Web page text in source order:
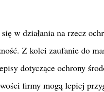
w działania na rzecz
Z kolei zaufanie do
dotyczące ochrony
firmy mogą lepiej